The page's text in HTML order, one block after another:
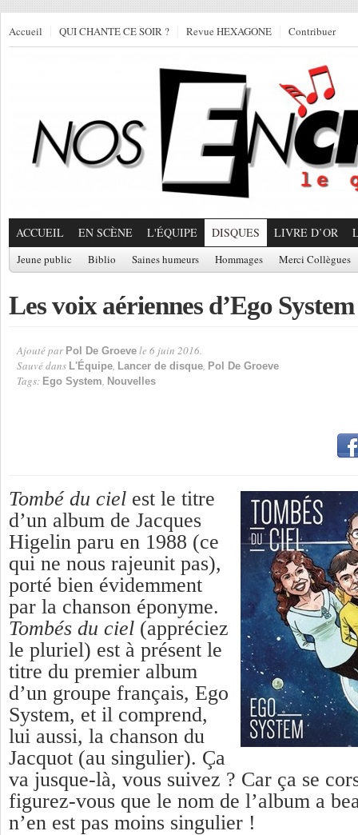
Accueil QUI CHANTE CE SOIR ? Revue HEXAGONE Contribuer
ACCUEIL EN SCÈNE L'ÉQUIPE DISQUES LIVRE D’OR
Jeune public Biblio Saines humeurs Hommages Merci Collègues
Les voix aériennes d’Ego System
Ajouté par Pol De Groeve le 6 juin 2016.
Sauvé dans L'Équipe, Lancer de disque, Pol De Groeve
Tags: Ego System, Nouvelles
Tombé du ciel est le titre
d’un album de Jacques
Higelin paru en 1988 (ce
qui ne nous rajeunit pas),
porté bien évidemment
par la chanson éponyme.
Tombés du ciel (appréciez
le pluriel) est à présent le
titre du premier album
d’un groupe français, Ego
System, et il comprend,
lui aussi, la chanson du
Jacquot (au singulier). Ça
va jusque-là, vous suivez ? Car ça se
figurez-vous que le nom de l’album a
n’en est pas moins singulier !